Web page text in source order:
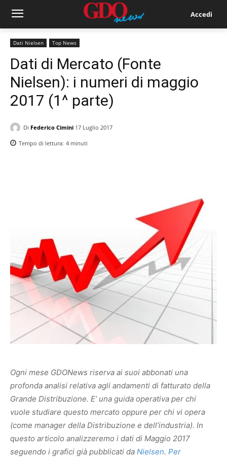
Accedi
Dati Nielsen Top News
Dati di Mercato (Fonte
Nielsen): i numeri di maggio
2017 (1^ parte)
Di Federico Cimini 17 Luglio 2017
Tempo di lettura: 4 minuti
Ogni mese GDONews riserva ai suoi abbonati una
profonda analisi relativa agli andamenti di fatturato della
Grande Distribuzione. E’ una guida operativa per chi
vuole studiare questo mercato oppure per chi vi opera
(come manager della Distribuzione e dell’industria). In
questo articolo analizzeremo i dati di Maggio 2017
seguendo i grafici già pubblicati da Nielsen. Per